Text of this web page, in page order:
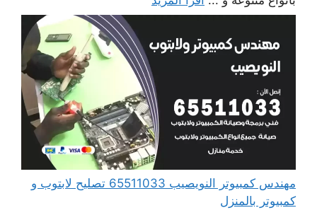
مهندس كمبيوتر النويصيب 65511033 تصليح لابتوب و
كمبيوتر بالمنزل